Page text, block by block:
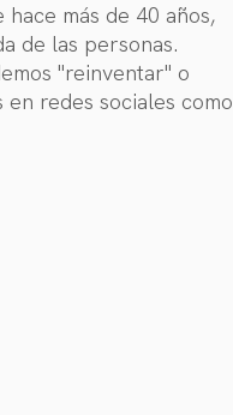
más de 40 años,
de las personas.
"reinventar" o
redes sociales como